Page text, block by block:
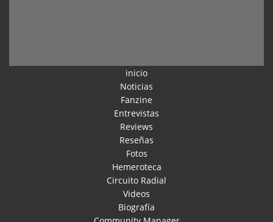
inicio
Noticias
Fanzine
Entrevistas
Reviews
Reseñas
Fotos
Hemeroteca
Circuito Radial
Videos
Biografía